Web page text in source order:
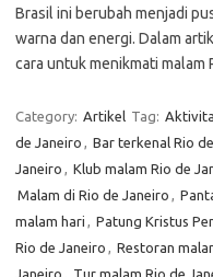
Brasil ini berubah menjadi
warna dan energi. Dalam
cara untuk menikmati malam
Category: Artikel Tag:
de Janeiro , Bar terkenal Rio
Janeiro , Klub malam Rio de
Malam di Rio de Janeiro ,
malam hari , Patung Kristus
Rio de Janeiro , Restoran
Janeiro , Tur malam Rio de